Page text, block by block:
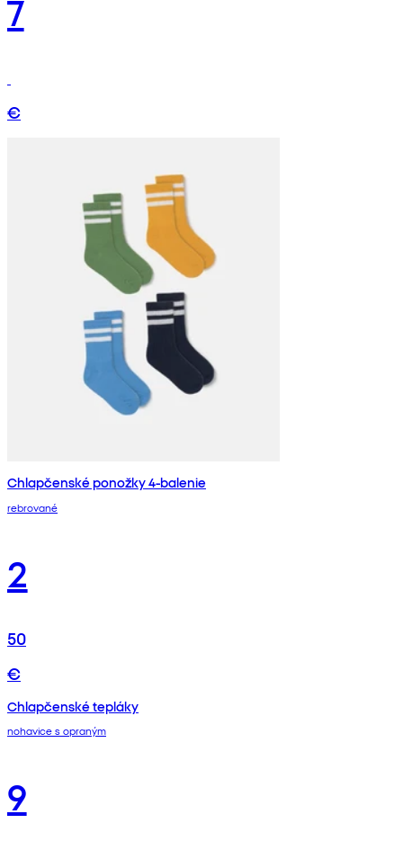
€
Chlapčenské ponožky 4-balenie
rebrované
2
50
€
Chlapčenské tepláky
nohavice s opraným
9